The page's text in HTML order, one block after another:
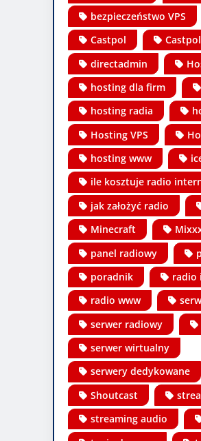
bezpieczeństwo VPS
Castpol
directadmin
hosting dla firm
hosting radia
Hosting VPS
hosting www
ile kosztuje radio
jak założyć radio
Minecraft
panel radiowy
poradnik
radio
radio www
serwer radiowy
serwer wirtualny
serwery dedykowane
Shoutcast
streaming audio